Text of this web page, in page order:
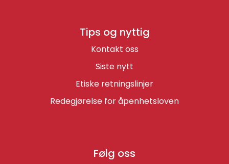
Tips og nyttig
Kontakt oss
Siste nytt
Etiske retningslinjer
Redegjørelse for åpenhetsloven
Følg oss